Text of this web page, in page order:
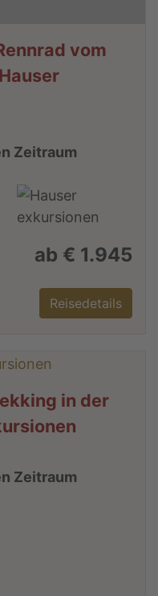
vom
Zeitraum
ab € 1.945
Reisedetails
in der
Zeitraum